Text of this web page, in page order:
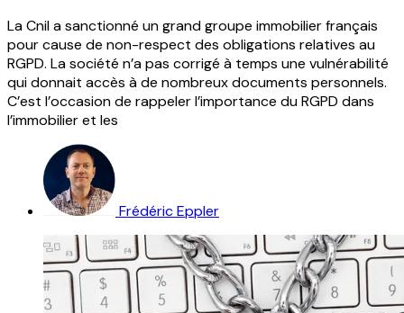
La Cnil a sanctionné un grand groupe immobilier français
pour cause de non-respect des obligations relatives au
RGPD. La société n’a pas corrigé à temps une vulnérabilité
qui donnait accès à de nombreux documents personnels.
C’est l’occasion de rappeler l’importance du RGPD dans
l’immobilier et les
Frédéric Eppler